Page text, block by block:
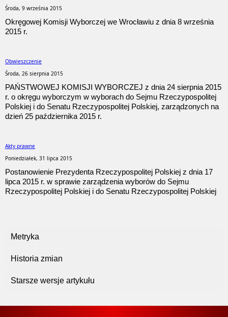
Środa, 9 września 2015
Okręgowej Komisji Wyborczej we Wrocławiu z dnia 8 września
2015 r.
Obwieszczenie
Środa, 26 sierpnia 2015
PAŃSTWOWEJ KOMISJI WYBORCZEJ z dnia 24 sierpnia 2015
r. o okręgu wyborczym w wyborach do Sejmu Rzeczypospolitej
Polskiej i do Senatu Rzeczypospolitej Polskiej, zarządzonych na
dzień 25 października 2015 r.
Akty prawne
Poniedziałek, 31 lipca 2015
Postanowienie Prezydenta Rzeczypospolitej Polskiej z dnia 17
lipca 2015 r. w sprawie zarządzenia wyborów do Sejmu
Rzeczypospolitej Polskiej i do Senatu Rzeczypospolitej Polskiej
Metryka
Historia zmian
Starsze wersje artykułu